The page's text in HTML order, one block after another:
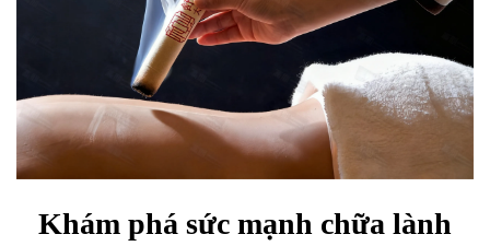
Khám phá sức mạnh chữa lành